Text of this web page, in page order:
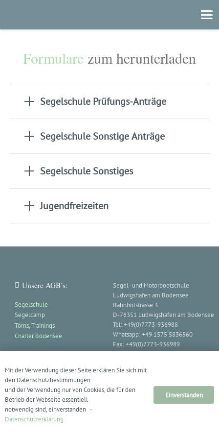
Formulare zum herunterladen
Segelschule Prüfungs-Anträge
Segelschule Sonstige Anträge
Segelschule Sonstiges
Jugendfreizeiten
Unsere AGB’s:
Segelschule
Segelcamp
Törns, Trainings
Charter Bodensee
Segel- und Motorbootschule
Ludwigshafen am Bodensee
Bahnhofstrasse 3
D-78351 Ludwigshafen am Bodensee
Tel: +49(0)7773-936988
Whatsapp: +49 1575 5836560
Fax: +49(0)7773-936989
© 2023-2025 Segel- und Motorbootschule Ludwigshafen am Bodensee –
Impressum
Mit der Verwendung dieser Seite erklären Sie sich mit
den Datenschutzbestimmungen
und der Verwendung nur von Cookies, die für den
Betrieb der Webseite essentiell
notwendig sind, einverstanden -
Datenschutzerklärung
Einverstanden